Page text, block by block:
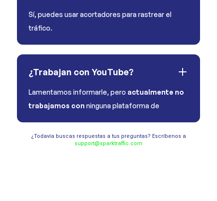
Sí, puedes usar acortadores para rastrear el
tráfico.
¿Trabajan con YouTube?
Lamentamos informarle, pero actualmente no
trabajamos con ninguna plataforma de
¿Todavía buscas respuestas a tus preguntas? Escríbenos a
support@sparktraffic.com